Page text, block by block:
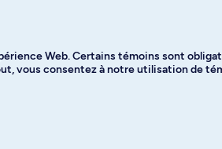
Spotify
Web. Certains témoins sont
vous consentez à notre utilisation de